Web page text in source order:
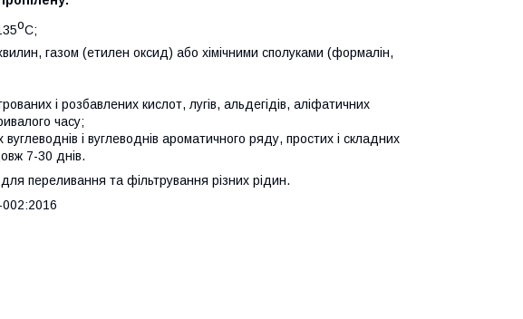
оС;
газом (етилен оксид) або хімічними сполуками (формалін,
і розбавлених кислот, лугів, альдегідів, аліфатичних
часу;
вуглеводнів і вуглеводнів ароматичного ряду, простих і складних
7-30 днів.
переливання та фільтрування різних рідин.
002:2016